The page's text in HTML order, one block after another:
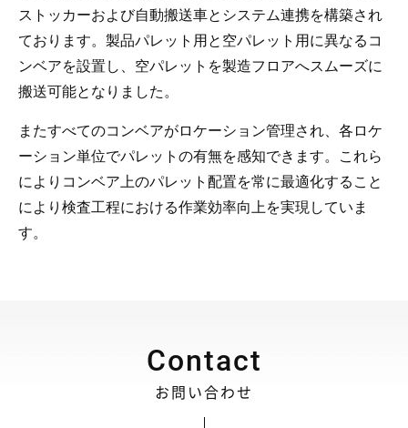
ストッカーおよび自動搬送車とシステム連携を構築され
ております。製品パレット用と空パレット用に異なるコ
ンベアを設置し、空パレットを製造フロアへスムーズに
搬送可能となりました。
またすべてのコンベアがロケーション管理され、各ロケ
ーション単位でパレットの有無を感知できます。これら
によりコンベア上のパレット配置を常に最適化すること
により検査工程における作業効率向上を実現していま
す。
Contact
お問い合わせ